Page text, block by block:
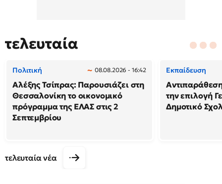
τελευταία
Πολιτική 08.08.2026 - 16:42
Αλέξης Τσίπρας: Παρουσιάζει στη
Θεσσαλονίκη το οικονομικό
πρόγραμμα της ΕΛΑΣ στις 2
Σεπτεμβρίου
Εκπαίδευση
την επιλογή
Δημοτικό
τελευταία νέα